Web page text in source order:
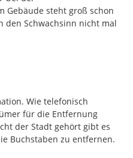
Gebäude steht groß schon
den Schwachsinn nicht mal
Wie telefonisch
für die Entfernung
der Stadt gehört gibt es
Buchstaben zu entfernen.